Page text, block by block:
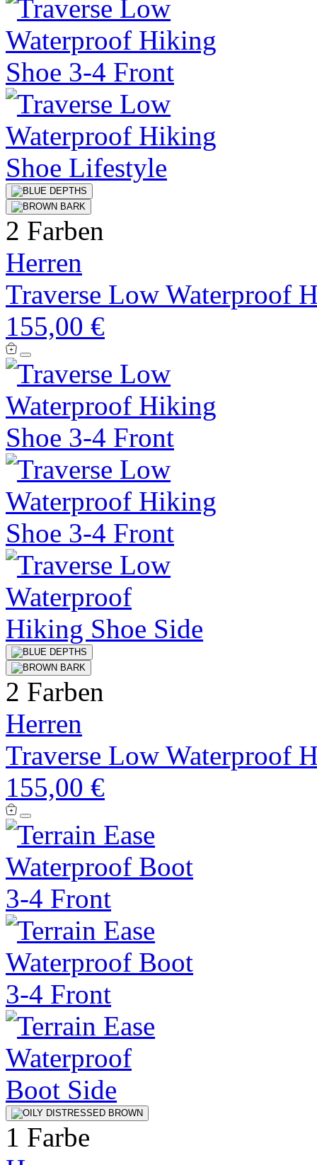
2 Farben
Herren
Traverse Low Waterproof
155,00 €
2 Farben
Herren
Traverse Low Waterproof
155,00 €
1 Farbe